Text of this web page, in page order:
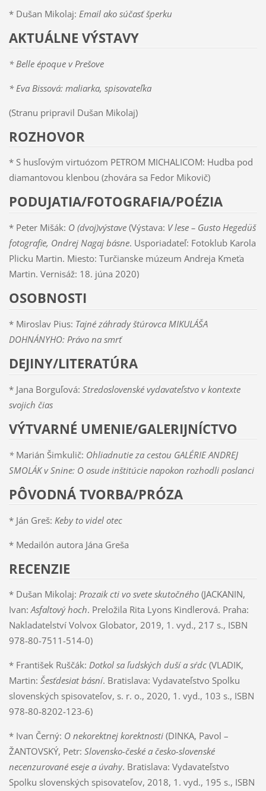
* Dušan Mikolaj: Email ako súčasť šperku
AKTUÁLNE VÝSTAVY
* Belle époque v Prešove
* Eva Bissová: maliarka, spisovateľka
(Stranu pripravil Dušan Mikolaj)
ROZHOVOR
* S husľovým virtuózom PETROM MICHALICOM: Hudba pod
diamantovou klenbou (zhovára sa Fedor Mikovič)
PODUJATIA/FOTOGRAFIA/POÉZIA
* Peter Mišák: O (dvoj)výstave (Výstava: V lese – Gusto Hegedüš
fotografie, Ondrej Nagaj básne. Usporiadateľ: Fotoklub Karola
Plicku Martin. Miesto: Turčianske múzeum Andreja Kmeťa
Martin. Vernisáž: 18. júna 2020)
OSOBNOSTI
* Miroslav Pius: Tajné záhrady štúrovca MIKULÁŠA
DOHNÁNYHO: Právo na smrť
DEJINY/LITERATÚRA
* Jana Borguľová: Stredoslovenské vydavateľstvo v kontexte
svojich čias
VÝTVARNÉ UMENIE/GALERIJNÍCTVO
* Marián Šimkulič: Ohliadnutie za cestou GALÉRIE ANDREJ
SMOLÁK v Snine: O osude inštitúcie napokon rozhodli poslanci
PÔVODNÁ TVORBA/PRÓZA
* Ján Greš: Keby to videl otec
* Medailón autora Jána Greša
RECENZIE
* Dušan Mikolaj: Prozaik cti vo svete skutočného (JACKANIN,
Ivan:Asfaltový hoch. Preložila Rita Lyons Kindlerová. Praha:
Nakladatelství Volvox Globator, 2019, 1. vyd., 217 s., ISBN
978-80-7511-514-0)
* František Ruščák: Dotkol sa ľudských duší a sŕdc(VLADIK,
Martin: Šesťdesiat básní. Bratislava: Vydavateľstvo Spolku
slovenských spisovateľov, s. r. o., 2020, 1. vyd., 103 s., ISBN
978-80-8202-123-6)
* Ivan Černý: O nekorektnej korektnosti (DINKA, Pavol –
ŽANTOVSKÝ, Petr: Slovensko-české a česko-slovenské
necenzurované eseje a úvahy. Bratislava: Vydavateľstvo
Spolku slovenských spisovateľov, 2018, 1. vyd., 195 s., ISBN